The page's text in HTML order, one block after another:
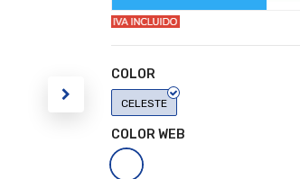
COLOR
CELESTE
COLOR WEB